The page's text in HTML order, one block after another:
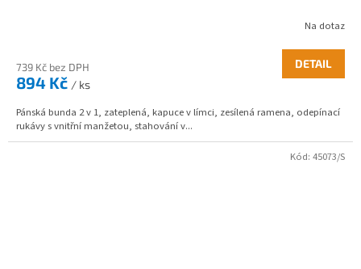
Na dotaz
739 Kč bez DPH
894 Kč / ks
DETAIL
Pánská bunda 2 v 1, zateplená, kapuce v límci, zesílená ramena, odepínací
rukávy s vnitřní manžetou, stahování v...
Kód: 45073/S